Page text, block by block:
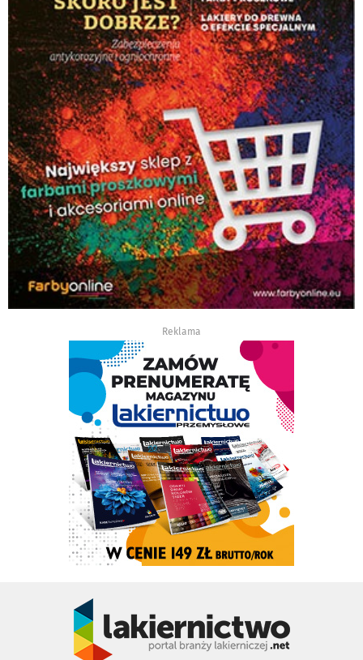
Reklama